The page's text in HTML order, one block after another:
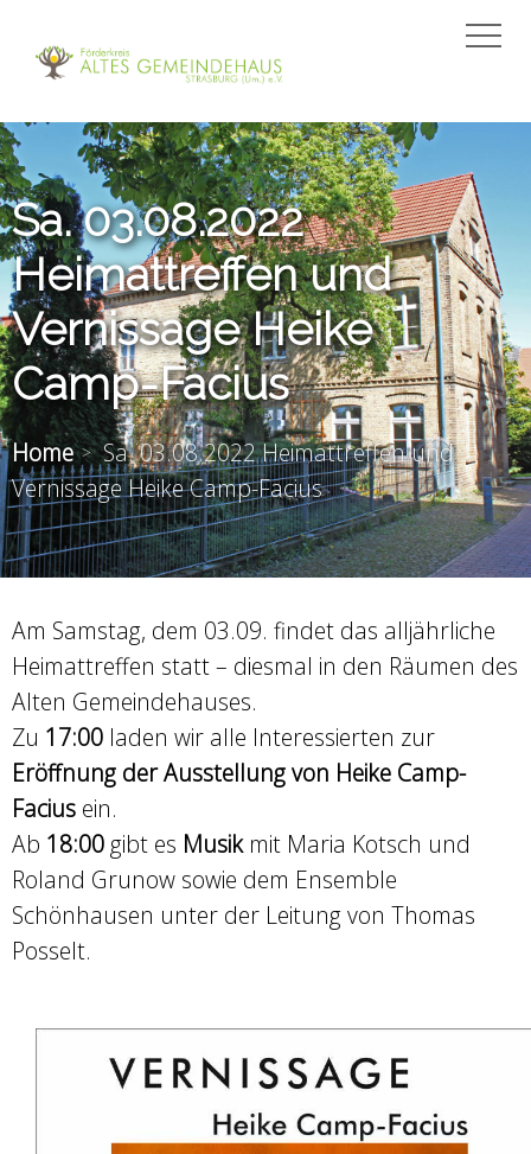
Sa. 03.08.2022
Heimattreffen und
Vernissage Heike
Camp-Facius
Home
Sa. 03.08.2022 Heimattreffen und
Vernissage Heike Camp-Facius
Am Samstag, dem 03.09. findet das alljährliche
Heimattreffen statt – diesmal in den Räumen des
Alten Gemeindehauses.
Zu 17:00 laden wir alle Interessierten zur
Eröffnung der Ausstellung von Heike Camp-
Facius ein.
Ab 18:00 gibt es Musik mit Maria Kotsch und
Roland Grunow sowie dem Ensemble
Schönhausen unter der Leitung von Thomas
Posselt.